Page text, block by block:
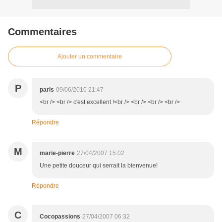
Commentaires
Ajouter un commentaire
P paris 09/06/2010 21:47
<br /> <br /> c'est excellent !<br /> <br /> <br /> <br />
Répondre
M marie-pierre 27/04/2007 15:02
Une petite douceur qui serrait la bienvenue!
Répondre
C Cocopassions 27/04/2007 06:32